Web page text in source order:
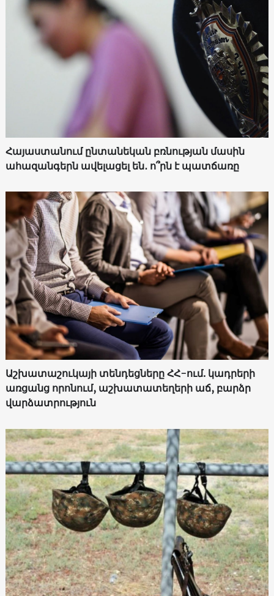
Հայաստանում ընտանեկան բռնության մասին
ահազանգերն ավելացել են․ ո՞րն է պատճառը
Աշխատաշուկայի տենդեցները ՀՀ-ում. կադրերի
առցանց որոնում, աշխատատեղերի աճ, բարձր
վարձատրություն